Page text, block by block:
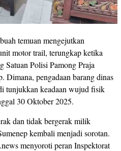
temuan mengejutkan
motor trail, terungkap ketika
Satuan Polisi Pamong Praja
Dimana, pengadaan barang dinas
tunjukkan keadaan wujud fisik
30 Oktober 2025.
dan tidak bergerak milik
kembali menjadi sorotan.
menyoroti peran Inspektorat